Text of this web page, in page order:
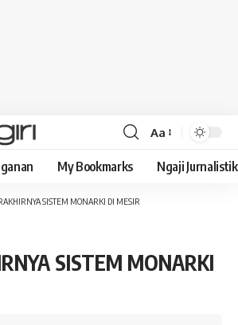
Font
Resizer
Aa
My Bookmarks Ngaji Jurnalistik
SISTEM MONARKI DI MESIR
SISTEM MONARKI